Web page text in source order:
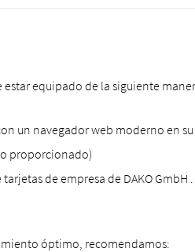
equipado de la siguiente
un navegador web moderno en
proporcionado)
de empresa de DAKO GmbH .
óptimo, recomendamos: